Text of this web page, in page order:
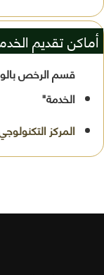
أماكن تقديم
قسم الرخص
الخدمة"